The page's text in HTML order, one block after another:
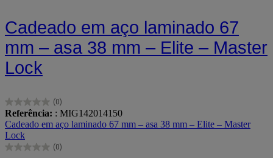
Cadeado em aço laminado 67
mm – asa 38 mm – Elite – Master
Lock
(0)
0.0
em
5
estrelas.
Referência: : MIG142014150
Cadeado em aço laminado 67 mm – asa 38 mm – Elite – Master
Lock
(0)
0.0